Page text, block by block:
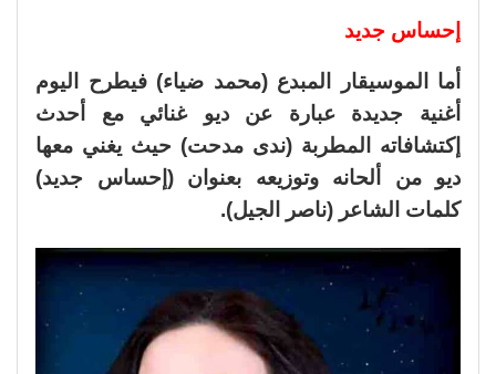
إحساس جديد
أما الموسيقار المبدع (محمد ضياء) فيطرح اليوم
أغنية جديدة عبارة عن ديو غنائي مع أحدث
إكتشافاته المطربة (ندى مدحت) حيث يغني معها
ديو من ألحانه وتوزيعه بعنوان (إحساس جديد)
كلمات الشاعر (ناصر الجيل).